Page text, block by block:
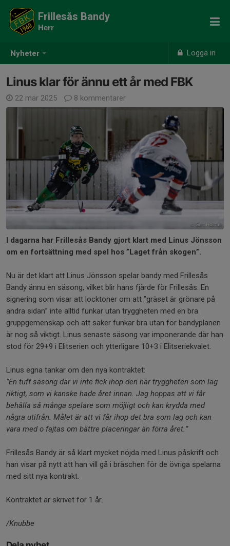
Nyheter Logga in
Frillesås Bandy
Herr
Linus klar för ännu ett år med FBK
22 mar 2025 8 kommentarer
I dagarna har Frillesås Bandy gjort klart med Linus Jönsson
om en fortsättning med spel hos ”Laget från skogen”.
Nu är det klart att Linus Jönsson spelar bandy med Frillesås
Bandy ännu en säsong, vilket blir hans fjärde för Frillesås. En
signering som visar att locktoner om att ”gräset är grönare på
andra sidan” inte alltid funkar utan tryggheten med en bra
gruppgemenskap och att saker funkar bra utan för bandyplanen
är nog så viktigt. Linus senaste säsong var imponerande där han
stod för 29+9 i Elitserien och ytterligare 10+3 i Elitseriekvalet.
Linus egna tankar om den nya kontraktet:
”En tuff säsong där vi inte fick ihop den här tryggheten som lag
riktigt, som vi kanske hade året innan. Jag hoppas att vi får
behålla så många spelare som möjligt och kan krydda med
några utifrån. Målet är att vi får ihop det bra som lag och kan
vara med o fajtas om bättre placeringar än förra året.”
Frillesås Bandy är så klart mycket nöjda med Linus påskrift och
han visar på nytt att han vill gå i bräschen för de övriga spelarna
med sitt nya kontrakt.
Kontraktet är skrivet för 1 år.
/Knubbe